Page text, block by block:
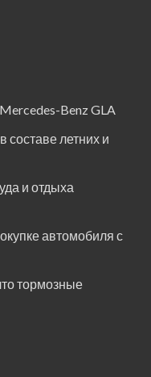
Benz GLA
составе летних и
и отдыха
автомобиля с
тормозные